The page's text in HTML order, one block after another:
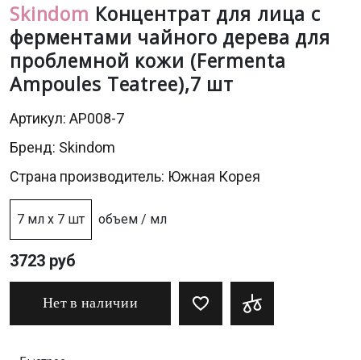
Skindom Концентрат для лица с
ферментами чайного дерева для
проблемной кожи (Fermenta
Ampoules Teatree),7 шт
Артикул: AP008-7
Бренд: Skindom
Страна производитель: Южная Корея
7 мл х 7 шт объем / мл
3723 руб
Нет в наличии